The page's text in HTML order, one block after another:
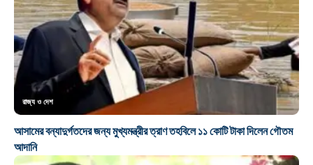
রাজ্য ও দেশ
আসামের বন্যাদুর্গতদের জন্য মুখ্যমন্ত্রীর ত্রাণ তহবিলে ১১ কোটি টাকা দিলেন গৌতম
আদানি